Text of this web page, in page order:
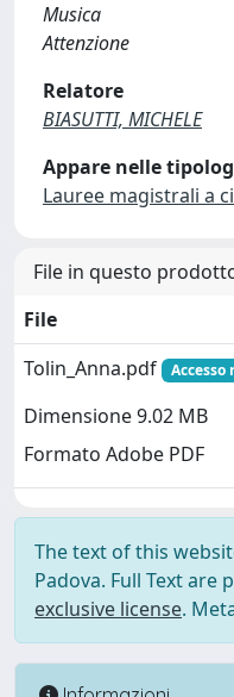
Musica
Attenzione
Relatore
BIASUTTI, MICHELE
Appare nelle
Lauree magistrali a
File in questo
File
Tolin_Anna.pdf
Accesso
Dimensione 9.02 MB
Formato Adobe PDF
The text of this
Padova. Full Text are
exclusive license.